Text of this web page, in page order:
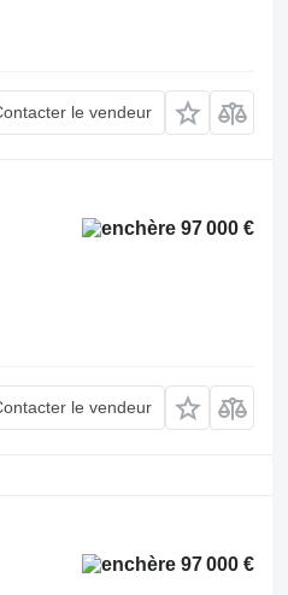
le vendeur
97 000 €
le vendeur
97 000 €